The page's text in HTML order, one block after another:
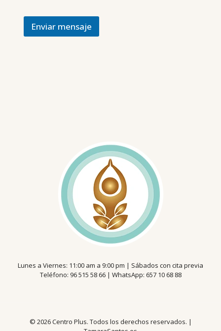
Enviar mensaje
Lunes a Viernes: 11:00 am a 9:00 pm | Sábados con cita previa
Teléfono: 96 515 58 66| WhatsApp: 657 10 68 88
© 2026 Centro Plus. Todos los derechos reservados. |